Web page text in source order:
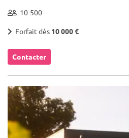
10-500
Forfait dès 10 000 €
Contacter